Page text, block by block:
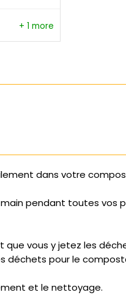
+ 1 more
dans votre
main pendant toutes vos
vous y jetez les
déchets pour le
et le nettoyage.